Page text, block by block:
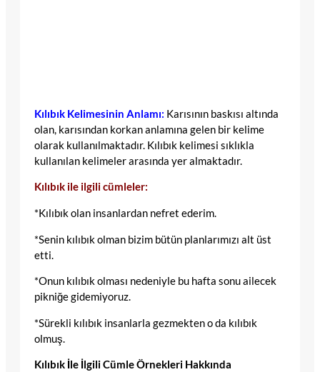
Kılıbık Kelimesinin Anlamı: Karısının baskısı altında
olan, karısından korkan anlamına gelen bir kelime
olarak kullanılmaktadır. Kılıbık kelimesi sıklıkla
kullanılan kelimeler arasında yer almaktadır.
Kılıbık ile ilgili cümleler:
*Kılıbık olan insanlardan nefret ederim.
*Senin kılıbık olman bizim bütün planlarımızı alt üst
etti.
*Onun kılıbık olması nedeniyle bu hafta sonu ailecek
pikniğe gidemiyoruz.
*Sürekli kılıbık insanlarla gezmekten o da kılıbık
olmuş.
Kılıbık İle İlgili Cümle Örnekleri Hakkında